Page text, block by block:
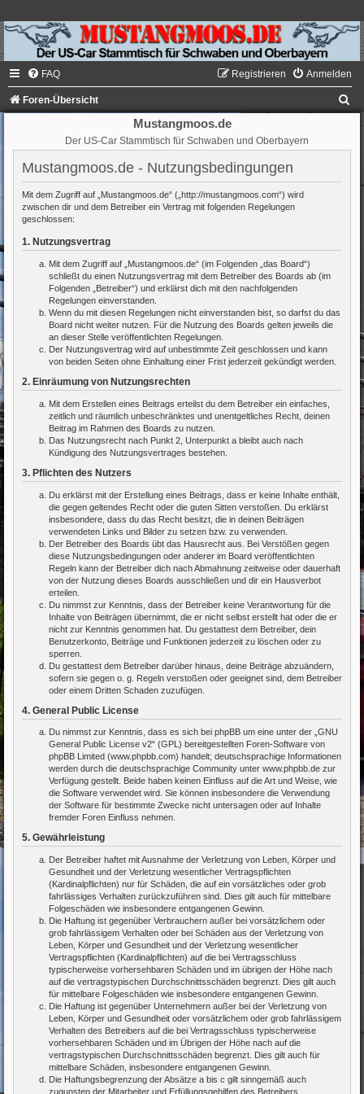
FAQ Anmelden
Registrieren
Foren-Übersicht
Mustangmoos.de
Der US-Car Stammtisch für Schwaben und Oberbayern
Mustangmoos.de - Nutzungsbedingungen
Mit dem Zugriff auf „Mustangmoos.de“ („http://mustangmoos.com“) wird
zwischen dir und dem Betreiber ein Vertrag mit folgenden Regelungen
geschlossen:
1. Nutzungsvertrag
Mit dem Zugriff auf „Mustangmoos.de“ (im Folgenden „das Board“)
schließt du einen Nutzungsvertrag mit dem Betreiber des Boards ab (im
Folgenden „Betreiber“) und erklärst dich mit den nachfolgenden
Regelungen einverstanden.
Wenn du mit diesen Regelungen nicht einverstanden bist, so darfst du das
Board nicht weiter nutzen. Für die Nutzung des Boards gelten jeweils die
an dieser Stelle veröffentlichten Regelungen.
Der Nutzungsvertrag wird auf unbestimmte Zeit geschlossen und kann
von beiden Seiten ohne Einhaltung einer Frist jederzeit gekündigt werden.
2. Einräumung von Nutzungsrechten
Mit dem Erstellen eines Beitrags erteilst du dem Betreiber ein einfaches,
zeitlich und räumlich unbeschränktes und unentgeltliches Recht, deinen
Beitrag im Rahmen des Boards zu nutzen.
Das Nutzungsrecht nach Punkt 2, Unterpunkt a bleibt auch nach
Kündigung des Nutzungsvertrages bestehen.
3. Pflichten des Nutzers
Du erklärst mit der Erstellung eines Beitrags, dass er keine Inhalte enthält,
die gegen geltendes Recht oder die guten Sitten verstoßen. Du erklärst
insbesondere, dass du das Recht besitzt, die in deinen Beiträgen
verwendeten Links und Bilder zu setzen bzw. zu verwenden.
Der Betreiber des Boards übt das Hausrecht aus. Bei Verstößen gegen
diese Nutzungsbedingungen oder anderer im Board veröffentlichten
Regeln kann der Betreiber dich nach Abmahnung zeitweise oder dauerhaft
von der Nutzung dieses Boards ausschließen und dir ein Hausverbot
erteilen.
Du nimmst zur Kenntnis, dass der Betreiber keine Verantwortung für die
Inhalte von Beiträgen übernimmt, die er nicht selbst erstellt hat oder die er
nicht zur Kenntnis genommen hat. Du gestattest dem Betreiber, dein
Benutzerkonto, Beiträge und Funktionen jederzeit zu löschen oder zu
sperren.
Du gestattest dem Betreiber darüber hinaus, deine Beiträge abzuändern,
sofern sie gegen o. g. Regeln verstoßen oder geeignet sind, dem Betreiber
oder einem Dritten Schaden zuzufügen.
4. General Public License
Du nimmst zur Kenntnis, dass es sich bei phpBB um eine unter der „ GNU
General Public License v2“ (GPL) bereitgestellten Foren-Software von
phpBB Limited (www.phpbb.com) handelt; deutschsprachige Informationen
werden durch die deutschsprachige Community unter www.phpbb.de zur
Verfügung gestellt. Beide haben keinen Einfluss auf die Art und Weise, wie
die Software verwendet wird. Sie können insbesondere die Verwendung
der Software für bestimmte Zwecke nicht untersagen oder auf Inhalte
fremder Foren Einfluss nehmen.
5. Gewährleistung
Der Betreiber haftet mit Ausnahme der Verletzung von Leben, Körper und
Gesundheit und der Verletzung wesentlicher Vertragspflichten
(Kardinalpflichten) nur für Schäden, die auf ein vorsätzliches oder grob
fahrlässiges Verhalten zurückzuführen sind. Dies gilt auch für mittelbare
Folgeschäden wie insbesondere entgangenen Gewinn.
Die Haftung ist gegenüber Verbrauchern außer bei vorsätzlichem oder
grob fahrlässigem Verhalten oder bei Schäden aus der Verletzung von
Leben, Körper und Gesundheit und der Verletzung wesentlicher
Vertragspflichten (Kardinalpflichten) auf die bei Vertragsschluss
typischerweise vorhersehbaren Schäden und im übrigen der Höhe nach
auf die vertragstypischen Durchschnittsschäden begrenzt. Dies gilt auch
für mittelbare Folgeschäden wie insbesondere entgangenen Gewinn.
Die Haftung ist gegenüber Unternehmern außer bei der Verletzung von
Leben, Körper und Gesundheit oder vorsätzlichem oder grob fahrlässigem
Verhalten des Betreibers auf die bei Vertragsschluss typischerweise
vorhersehbaren Schäden und im Übrigen der Höhe nach auf die
vertragstypischen Durchschnittsschäden begrenzt. Dies gilt auch für
mittelbare Schäden, insbesondere entgangenen Gewinn.
Die Haftungsbegrenzung der Absätze a bis c gilt sinngemäß auch
zugunsten der Mitarbeiter und Erfüllungsgehilfen des Betreibers.